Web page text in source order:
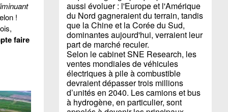
!
faire
aussi évoluer : l'Europe et l'Amérique
du Nord gagneraient du terrain, tandis
que la Chine et la Corée du Sud,
dominantes aujourd'hui, verraient leur
part de marché reculer.
Selon le cabinet SNE Research, les
ventes mondiales de véhicules
électriques à pile à combustible
devraient dépasser trois millions
d’unités en 2040. Les camions et bus
à hydrogène, en particulier, sont